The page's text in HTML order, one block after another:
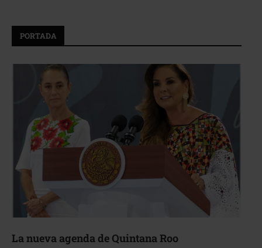
PORTADA
La nueva agenda de Quintana Roo